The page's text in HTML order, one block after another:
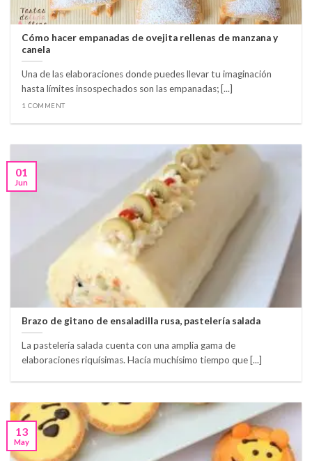
Cómo hacer empanadas de ovejita rellenas de manzana y
canela
Una de las elaboraciones donde puedes llevar tu imaginación
hasta límites insospechados son las empanadas; [...]
1 COMMENT
Brazo de gitano de ensaladilla rusa, pastelería salada
La pastelería salada cuenta con una amplia gama de
elaboraciones riquísimas. Hacía muchísimo tiempo que [...]
01
Jun
13
May